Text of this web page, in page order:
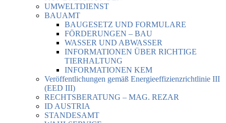
UMWELTDIENST
BAUAMT
BAUGESETZ UND FORMULARE
FÖRDERUNGEN – BAU
WASSER UND ABWASSER
INFORMATIONEN ÜBER RICHTIGE
TIERHALTUNG
INFORMATIONEN KEM
Veröffentlichungen gemäß Energieeffizienzrichtlinie III
(EED III)
RECHTSBERATUNG – MAG. REZAR
ID AUSTRIA
STANDESAMT